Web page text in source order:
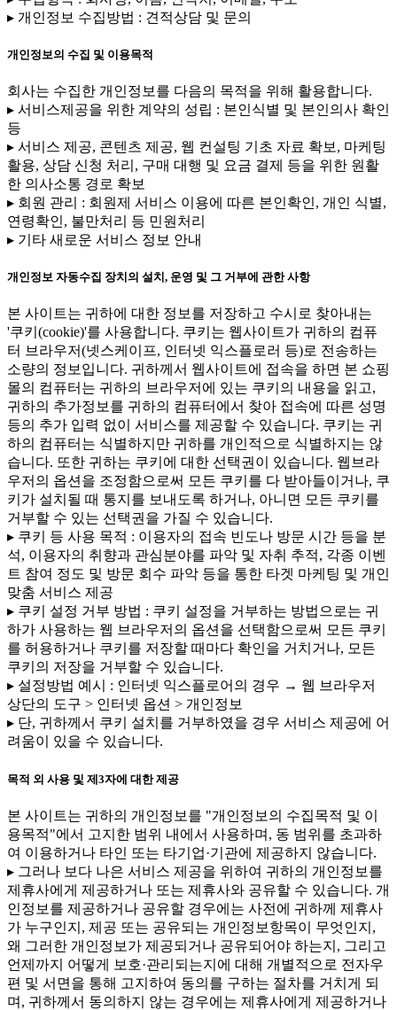
▸ 개인정보 수집방법 : 견적상담 및 문의
개인정보의 수집 및 이용목적
회사는 수집한 개인정보를 다음의 목적을 위해 활용합니다.
▸ 서비스제공을 위한 계약의 성립 : 본인식별 및 본인의사 확인
등
▸ 서비스 제공, 콘텐츠 제공, 웹 컨설팅 기초 자료 확보, 마케팅
활용, 상담 신청 처리, 구매 대행 및 요금 결제 등을 위한 원활
한 의사소통 경로 확보
▸ 회원 관리 : 회원제 서비스 이용에 따른 본인확인, 개인 식별,
연령확인, 불만처리 등 민원처리
▸ 기타 새로운 서비스 정보 안내
개인정보 자동수집 장치의 설치, 운영 및 그 거부에 관한 사항
본 사이트는 귀하에 대한 정보를 저장하고 수시로 찾아내는
'쿠키(cookie)'를 사용합니다. 쿠키는 웹사이트가 귀하의 컴퓨
터 브라우저(넷스케이프, 인터넷 익스플로러 등)로 전송하는
소량의 정보입니다. 귀하께서 웹사이트에 접속을 하면 본 쇼핑
몰의 컴퓨터는 귀하의 브라우저에 있는 쿠키의 내용을 읽고,
귀하의 추가정보를 귀하의 컴퓨터에서 찾아 접속에 따른 성명
등의 추가 입력 없이 서비스를 제공할 수 있습니다. 쿠키는 귀
하의 컴퓨터는 식별하지만 귀하를 개인적으로 식별하지는 않
습니다. 또한 귀하는 쿠키에 대한 선택권이 있습니다. 웹브라
우저의 옵션을 조정함으로써 모든 쿠키를 다 받아들이거나, 쿠
키가 설치될 때 통지를 보내도록 하거나, 아니면 모든 쿠키를
거부할 수 있는 선택권을 가질 수 있습니다.
▸ 쿠키 등 사용 목적 : 이용자의 접속 빈도나 방문 시간 등을 분
석, 이용자의 취향과 관심분야를 파악 및 자취 추적, 각종 이벤
트 참여 정도 및 방문 회수 파악 등을 통한 타겟 마케팅 및 개인
맞춤 서비스 제공
▸ 쿠키 설정 거부 방법 : 쿠키 설정을 거부하는 방법으로는 귀
하가 사용하는 웹 브라우저의 옵션을 선택함으로써 모든 쿠키
를 허용하거나 쿠키를 저장할 때마다 확인을 거치거나, 모든
쿠키의 저장을 거부할 수 있습니다.
▸ 설정방법 예시 : 인터넷 익스플로어의 경우 → 웹 브라우저
상단의 도구 > 인터넷 옵션 > 개인정보
▸ 단, 귀하께서 쿠키 설치를 거부하였을 경우 서비스 제공에 어
려움이 있을 수 있습니다.
목적 외 사용 및 제3자에 대한 제공
본 사이트는 귀하의 개인정보를 "개인정보의 수집목적 및 이
용목적"에서 고지한 범위 내에서 사용하며, 동 범위를 초과하
여 이용하거나 타인 또는 타기업·기관에 제공하지 않습니다.
▸ 그러나 보다 나은 서비스 제공을 위하여 귀하의 개인정보를
제휴사에게 제공하거나 또는 제휴사와 공유할 수 있습니다. 개
인정보를 제공하거나 공유할 경우에는 사전에 귀하께 제휴사
가 누구인지, 제공 또는 공유되는 개인정보항목이 무엇인지,
왜 그러한 개인정보가 제공되거나 공유되어야 하는지, 그리고
언제까지 어떻게 보호·관리되는지에 대해 개별적으로 전자우
편 및 서면을 통해 고지하여 동의를 구하는 절차를 거치게 되
며, 귀하께서 동의하지 않는 경우에는 제휴사에게 제공하거나